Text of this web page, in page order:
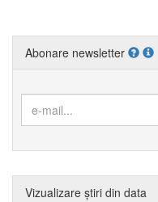
Abonare newsletter
Vizualizare știri din data